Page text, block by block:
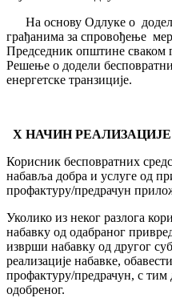
На основу Одлуке о
грађанима за спровођење
Председник општине сваком
Решење о додели
енергетске транзиције.
X НАЧИН
Корисник бесповратних
набавља добра и услуге од
профактуру/предрачун
Уколико из неког разлога
набавку од одабраног
изврши набавку од другог
реализације набавке,
профактуру/предрачун, с
одобреног.